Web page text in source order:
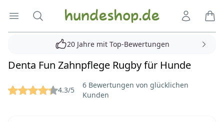
Menü öffnen
Suche Hundeshop.de
20 Jahre mit Top-Bewertungen
Denta Fun Zahnpflege Rugby für Hunde
Reviews 4.3/5
6 Bewertungen von glücklichen
Kunden